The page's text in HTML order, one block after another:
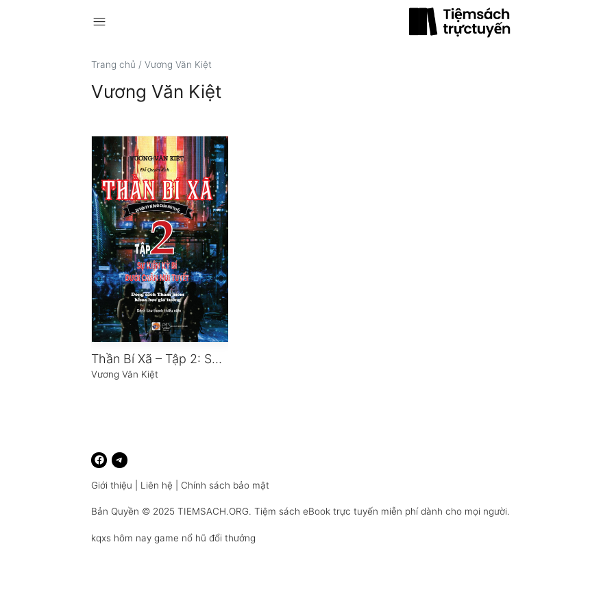
menu
Trang chủ /Vương Văn Kiệt
Vương Văn Kiệt
Thần Bí Xã – Tập 2: Sự Kiện Kỳ Bí Dưới Chân Núi Tuyết
Vương Văn Kiệt
Giới thiệu Liên hệ Chính sách bảo mật
Bản Quyền © 2025TIEMSACH.ORG. Tiệm sách eBook trực tuyến miễn phí dành cho mọi người.
kqxs hôm nay game nổ hũ đổi thưởng